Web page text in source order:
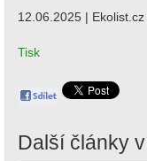
12.06.2025 | Ekolist.cz
Tisk
Další články